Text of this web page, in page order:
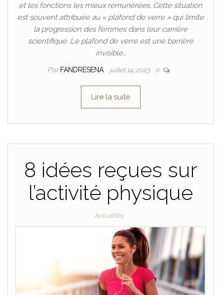
et les fonctions les mieux rémunérées. Cette situation
est souvent attribuée au « plafond de verre » qui limite
la progression des femmes dans leur carrière
scientifique. Le plafond de verre est une barrière
invisible…
Par FANDRESENA juillet 14, 2023 0
Lire la suite
8 idées reçues sur
l’activité physique
Actualités